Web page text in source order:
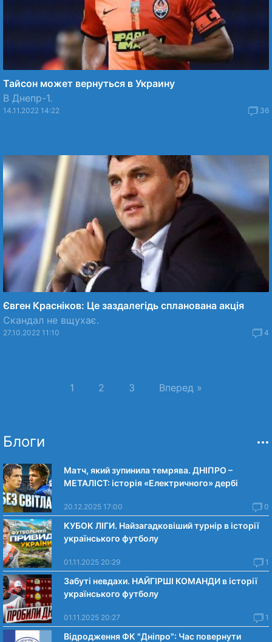
Тайсон может вернуться в Украину
В Днепр-1.
14.11.2022 14:22 36
Євген Красніков: Це заздалегідь спланована акція
Скандал не вщухає.
27.10.2022 11:10 4
1 2 3 Вперед »
Блоги
Матч, який зупинила темрява. ДНІПРО –
МЕТАЛІСТ: історія «Електричного» дербі
20.12.2025 17:00 0
КУБОК ЛІГИ. Найзагадковіший турнір в історії
українського футболу
01.11.2025 20:29 1
Забуті невдахи. НАЙГІРШІ КОМАНДИ в історії
українського футболу
01.11.2025 20:27 1
Відродження ФК "Дніпро": Час повернути